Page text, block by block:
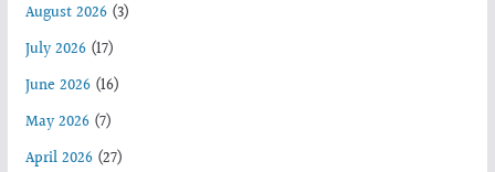
August 2026(3)
July 2026(17)
June 2026(16)
May 2026(7)
April 2026(27)